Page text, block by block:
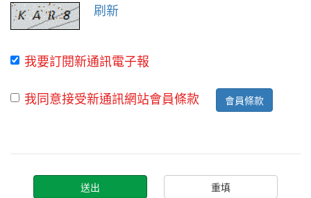
刷新
我要訂閱新通訊電子報
我同意接受新通訊網站會員條款
會員條款